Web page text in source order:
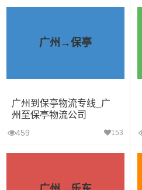
广州→保亭
广州到保亭物流专线_广
州至保亭物流公司
459 153